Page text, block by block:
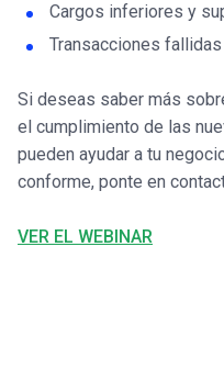
Cargos inferiores y
Transacciones
Si deseas saber más
el cumplimiento de las
pueden ayudar a tu
conforme, ponte en
VER EL WEBINAR